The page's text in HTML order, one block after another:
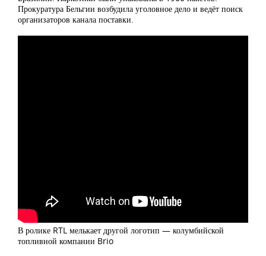
Прокуратура Бельгии возбудила уголовное дело и ведёт поиск
организаторов канала поставки.
В ролике RTL мелькает другой логотип — колумбийской
топливной компании Brio